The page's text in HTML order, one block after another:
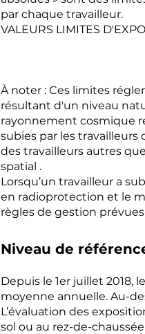
par chaque travailleur.
VALEURS LIMITES
À noter : Ces limites
résultant d'un niveau
rayonnement cosmique
subies par les travailleurs
des travailleurs autres
spatial .
Lorsqu’un travailleur a
en radioprotection et le
règles de gestion
Niveau de
Depuis le 1er juillet 2018,
moyenne annuelle. Au-
L’évaluation des
sol ou au rez-de-